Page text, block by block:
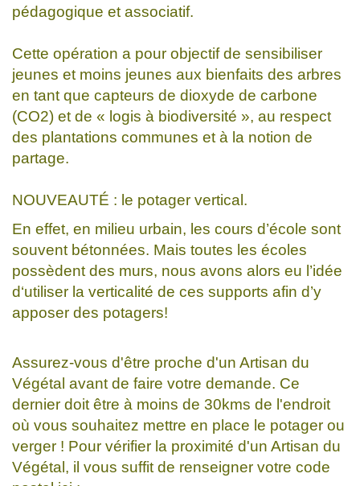
pédagogique et associatif.
Cette opération a pour objectif de sensibiliser
jeunes et moins jeunes aux bienfaits des arbres
en tant que capteurs de dioxyde de carbone
(CO2) et de « logis à biodiversité », au respect
des plantations communes et à la notion de
partage.
NOUVEAUTÉ : le potager vertical.
En effet, en milieu urbain, les cours d’école sont
souvent bétonnées. Mais toutes les écoles
possèdent des murs, nous avons alors eu l’idée
d‘utiliser la verticalité de ces supports afin d’y
apposer des potagers!
Assurez-vous d'être proche d'un Artisan du
Végétal avant de faire votre demande. Ce
dernier doit être à moins de 30kms de l'endroit
où vous souhaitez mettre en place le potager ou
verger ! Pour vérifier la proximité d'un Artisan du
Végétal, il vous suffit de renseigner votre code